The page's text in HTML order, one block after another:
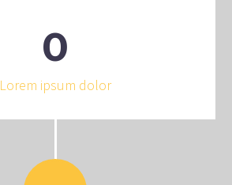
0
Lorem ipsum dolor